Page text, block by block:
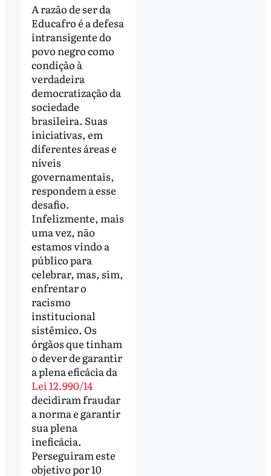
A razão de ser da
Educafro é a defesa
intransigente do
povo negro como
condição à
verdadeira
democratização da
sociedade
brasileira. Suas
iniciativas, em
diferentes áreas e
níveis
governamentais,
respondem a esse
desafio.
Infelizmente, mais
uma vez, não
estamos vindo a
público para
celebrar, mas, sim,
enfrentar o
racismo
institucional
sistêmico. Os
órgãos que tinham
o dever de garantir
a plena eficácia da
Lei 12.990/14
decidiram fraudar
a norma e garantir
sua plena
ineficácia.
Perseguiram este
objetivo por 10